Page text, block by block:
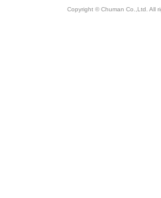
Copyright © Chuman Co.,Ltd. All